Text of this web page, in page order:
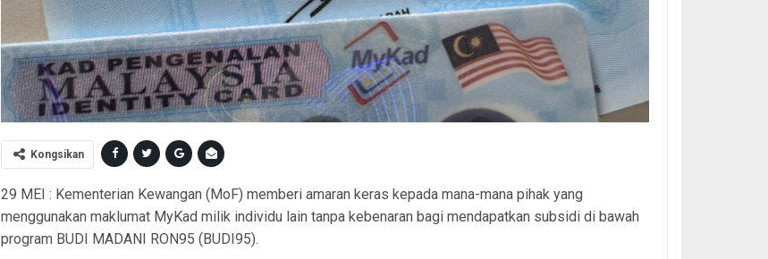
Kongsikan
29 MEI : Kementerian Kewangan (MoF) memberi amaran keras kepada mana-mana pihak yang
menggunakan maklumat MyKad milik individu lain tanpa kebenaran bagi mendapatkan subsidi di bawah
program BUDI MADANI RON95 (BUDI95).